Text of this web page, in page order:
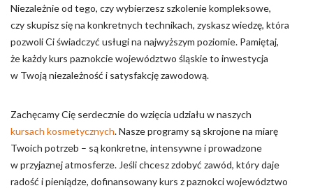
Niezależnie od tego, czy wybierzesz szkolenie kompleksowe,
czy skupisz się na konkretnych technikach, zyskasz wiedzę, która
pozwoli Ci świadczyć usługi na najwyższym poziomie. Pamiętaj,
że każdy kurs paznokcie województwo śląskie to inwestycja
w Twoją niezależność i satysfakcję zawodową.
Zachęcamy Cię serdecznie do wzięcia udziału w naszych
kursach kosmetycznych. Nasze programy są skrojone na miarę
Twoich potrzeb – są konkretne, intensywne i prowadzone
w przyjaznej atmosferze. Jeśli chcesz zdobyć zawód, który daje
radość i pieniądze, dofinansowany kurs z paznokci województwo